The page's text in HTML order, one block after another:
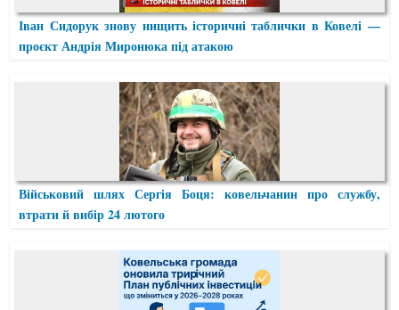
Іван Сидорук знову нищить історичні таблички в Ковелі —
проєкт Андрія Миронюка під атакою
Військовий шлях Сергія Боця: ковельчанин про службу,
втрати й вибір 24 лютого